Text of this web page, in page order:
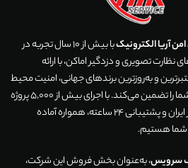
آریا الکترونیک
با بیش از 10 سال تجربه در
تصویری و دزدگیر اماکن، با ارائه
و به‌روزترین برندهای جهانی، امنیت محیط
زندگی و تجارت شما را تضمین می‌کند. با اجرای بیش از 5,000 پروژه
موفق در سراسر ایران و پشتیبانی 24 ساعته، همواره آماده
شما هستیم.
سرویس، به‌عنوان بخش فروش این شرکت،